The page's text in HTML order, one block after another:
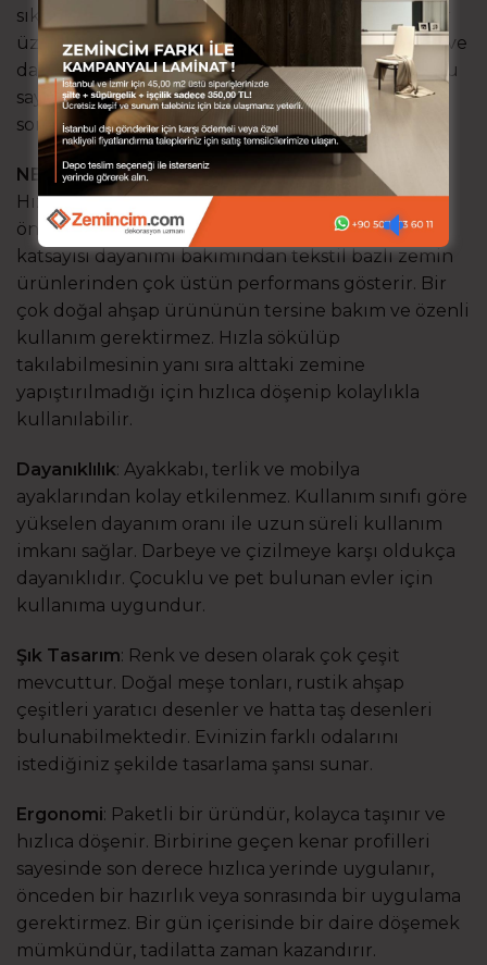
sıkıştırılmasıyla panellere dönüştürülür. Paneller
üzerinde desen kaplaması ve geliştirilmiş sertlik ve
dayanım sağlayan koruyucu tabakalar kaplıdır. Bu
sayede çeşitli ebat, döşeme sistemi ve neredeyse
sonsuz desen çeşitliği sağlanır.
NEDEN LAMİNAT PARKE KULLANMALIYIM?
Hızlı döşenir, çok çeşit sunar ve hepsinden
önemlisi dayanıklıdır. Çizilme ve sürtünme
katsayısı dayanımı bakımından tekstil bazlı zemin
ürünlerinden çok üstün performans gösterir. Bir
çok doğal ahşap ürününün tersine bakım ve özenli
kullanım gerektirmez. Hızla sökülüp
takılabilmesinin yanı sıra alttaki zemine
yapıştırılmadığı için hızlıca döşenip kolaylıkla
kullanılabilir.
Dayanıklılık: Ayakkabı, terlik ve mobilya
ayaklarından kolay etkilenmez. Kullanım sınıfı göre
yükselen dayanım oranı ile uzun süreli kullanım
imkanı sağlar. Darbeye ve çizilmeye karşı oldukça
dayanıklıdır. Çocuklu ve pet bulunan evler için
kullanıma uygundur.
Şık Tasarım: Renk ve desen olarak çok çeşit
mevcuttur. Doğal meşe tonları, rustik ahşap
çeşitleri yaratıcı desenler ve hatta taş desenleri
bulunabilmektedir. Evinizin farklı odalarını
istediğiniz şekilde tasarlama şansı sunar.
Ergonomi: Paketli bir üründür, kolayca taşınır ve
hızlıca döşenir. Birbirine geçen kenar profilleri
sayesinde son derece hızlıca yerinde uygulanır,
önceden bir hazırlık veya sonrasında bir uygulama
gerektirmez. Bir gün içerisinde bir daire döşemek
mümkündür, tadilatta zaman kazandırır.